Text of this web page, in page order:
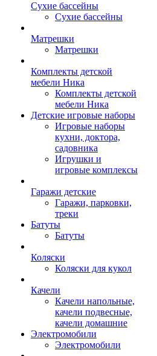
Сухие бассейны
Сухие бассейны
Матрешки
Матрешки
Комплекты детской
мебели Ника
Комплекты детской
мебели Ника
Детские игровые наборы
Игровые наборы
кухни, доктора,
садовника
Игрушки и
игровые комплексы
Гаражи детские
Гаражи, парковки,
треки
Батуты
Батуты
Коляски
Коляски для кукол
Качели
Качели напольные,
качели подвесные,
качели домашние
Электромобили
Электромобили